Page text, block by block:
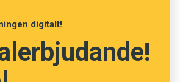
NÄSTA FRÅGA
digitalt!